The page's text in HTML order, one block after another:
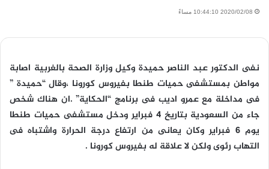
2020/02/08 10:44:10 مساءً
نفى الدكتور عبد الناصر حميدة وكيل وزارة الصحة بالغربية اصابة
مواطن بمستشفى حميات طنطا بفيروس كورونا ،وقال “حميدة ”
فى مداخلة مع عمرو اديب فى برنامج “الحكاية” .ان هناك شخص
جاء من السعودية بتاريخ 4 فبراير ودخل مستشفى حميات طنطا
يوم 6 فبراير وكان يعانى من ارتفاع درجة الحرارة واشتباه فى
التهاب رئوى ولكن لا علاقة له بفيروس كورونا .